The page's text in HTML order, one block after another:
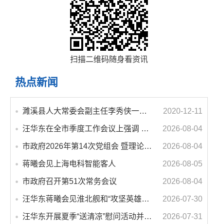
扫描二维码随身看资讯
热点新闻
濉溪县人大常委会副主任李秀侠一行调研城乡客运一体化和治超工作 2020-12-11
汪华东在全市季度工作会议上强调 锚定打好“三仗”任务和年度预期目标不动摇 在全市上下掀起比学赶超争先进位的攻坚热潮 2026-08-04
市政府2026年第14次党组会 暨理论学习中心组学习会议召开 蒋曦主持会议并讲话 2026-08-04
蒋曦会见上海电科智能客人 2026-08-05
市政府召开第51次常务会议 2026-08-04
汪华东蒋曦会见淮北舰和“攻坚英雄连”官兵代表 2026-07-30
汪华东开展夏季“送清凉”慰问活动并调研专门教育工作 落实落细防暑降温措施 用心用情关爱一线职工 2026-07-31